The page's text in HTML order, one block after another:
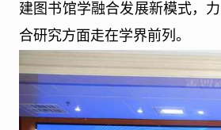
建图书馆学融合发展新模式，
合研究方面走在学界前列。